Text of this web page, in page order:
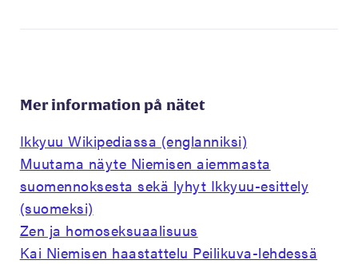
Mer information på nätet
Ikkyuu Wikipediassa (englanniksi)
Muutama näyte Niemisen aiemmasta
suomennoksesta sekä lyhyt Ikkyuu-esittely
(suomeksi)
Zen ja homoseksuaalisuus
Kai Niemisen haastattelu Peilikuva-lehdessä